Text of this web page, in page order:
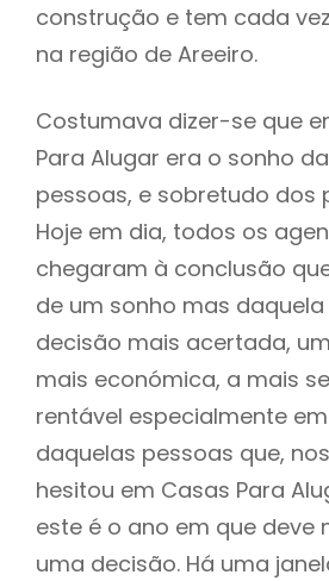
construção e tem cada
na região de Areeiro.
Costumava dizer-se que
Para Alugar era o sonho
pessoas, e sobretudo dos
Hoje em dia, todos os
chegaram à conclusão
de um sonho mas daquela
decisão mais acertada,
mais económica, a mais
rentável especialmente
daquelas pessoas que,
hesitou em Casas Para
este é o ano em que deve
uma decisão. Há uma